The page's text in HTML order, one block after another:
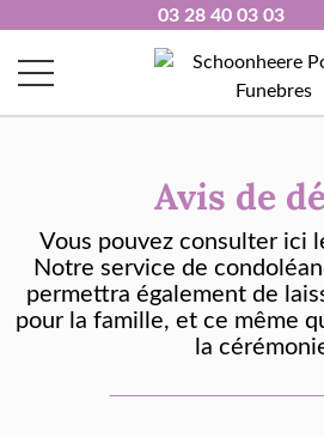
03 28 40 03 03
Avis de
Vous pouvez consulter ici
Notre service de condol é
permettra également de
pour la famille, et ce même
la céré